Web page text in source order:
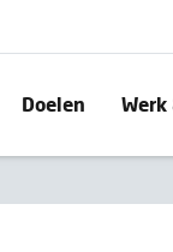
Doelen Werk